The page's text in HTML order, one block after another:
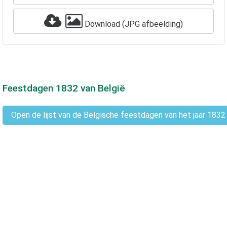
Download (JPG afbeelding)
Feestdagen 1832 van België
Open de lijst van de Belgische feestdagen van het jaar 1832